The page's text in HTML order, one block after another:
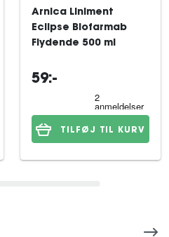
Arnica Liniment
Eclipse Biofarmab
Flydende 500 ml
59:-
TILFØJ TIL KURV